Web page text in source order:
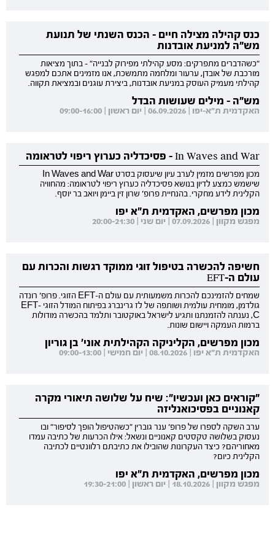
כנס קהילה מצילה חיים - הכנס השנתי של תנועת
מש"ה למניעת אובדנות
"כשהדברים מתפרקים: מסע קהילתי מפירוק לבנייה" - בתוך מציאות
מורכבת של אובדן, ערעור ומלחמה מתמשכת, אנו מזמינים אתכם למפגש
קהילתי מעמיק העוסק במניעת אובדנות, ביצירת עוגנים ובמציאת תקווה.
מש"ה - מילים שעושות הבדל
האקדמית ת"א-יפו | 06.09.2026 | יום ראשון | 09:00-16:00
In Waves and War - פסיכדליה כערוץ ריפוי לטראומה
מכון מפרשים מזמין לערב עיון שיעסוק בסרט In Waves and War
שישמש כמצע לדיון בנושא פסיכדליה כערוץ ריפוי לטראומה: מהחוויה
הקלינית לידע מחקרי. בהנחיית פרופ' שרון זין ביימן ויואב בר יוסף.
מכון מפרשים, האקדמית ת"א יפו
מפגש מקוון | 07.09.2026 | יום שני | 20:00-21:30
חשיפה להכשרה בטיפול זוגי ממוקד רגשות והכרות עם
עולם ה-EFT
שמחים להזמינכם להכרות משמעותית עם עולם ה-EFT הזוגי. פרופ' רונדה
גולדמן, מומחית עולמית ושותפה של לז גרינברג בפיתוח המודל הזוגי EFT-
C, נענתה להזמנתנו ותגיע לישראל באוקטובר ותלמד בהכשרה מודולות
ברמות העמקה ויישום שונות.
מכון מפרשים, הקליניקה הקהילתית אוני' בן גוריון
האקדמית ת"א יפו | 08.10.2026 | יום חמישי | 09:00-13:00
"קוראים כאן ועכשיו": שיח על שלושה תיאורי מקרה
קאנוניים בפסיכואנליזה
ערב השקה לספרו של פרופ' ענר גוברין "כשהטיפול הופך לסיפור" ובו
נעסוק בשלושה טקסטים קאנוניים ונשאל: אילו הכרעות של כתיבה עמדו
מאחוריהם? כיצד העקרונות שהובילו את כתיבתם רלוונטיים לכתיבה
הקלינית כיום?
מכון מפרשים, האקדמית ת"א יפו
מפגש מקוון | 18.10.2026 | יום ראשון | 19:30-21:00